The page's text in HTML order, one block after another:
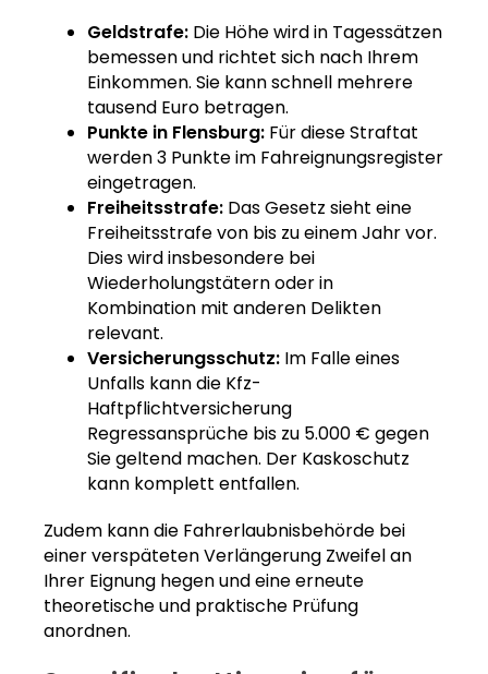
Geldstrafe: Die Höhe wird in Tagessätzen
bemessen und richtet sich nach Ihrem
Einkommen. Sie kann schnell mehrere
tausend Euro betragen.
Punkte in Flensburg: Für diese Straftat
werden 3 Punkte im Fahreignungsregister
eingetragen.
Freiheitsstrafe: Das Gesetz sieht eine
Freiheitsstrafe von bis zu einem Jahr vor.
Dies wird insbesondere bei
Wiederholungstätern oder in
Kombination mit anderen Delikten
relevant.
Versicherungsschutz: Im Falle eines
Unfalls kann die Kfz-
Haftpflichtversicherung
Regressansprüche bis zu 5.000 € gegen
Sie geltend machen. Der Kaskoschutz
kann komplett entfallen.
Zudem kann die Fahrerlaubnisbehörde bei
einer verspäteten Verlängerung Zweifel an
Ihrer Eignung hegen und eine erneute
theoretische und praktische Prüfung
anordnen.